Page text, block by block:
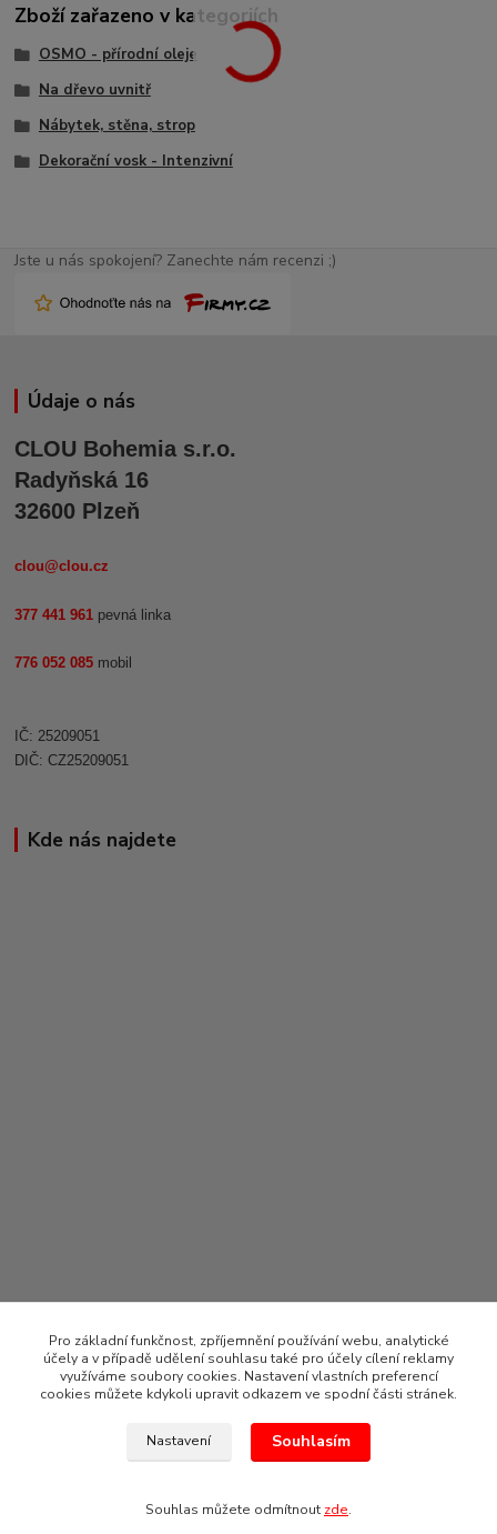
Zboží zařazeno v kategoriích
OSMO - přírodní oleje
Na dřevo uvnitř
Nábytek, stěna, strop
Dekorační vosk - Intenzivní
Jste u nás spokojení? Zanechte nám recenzi ;)
Údaje o nás
CLOU Bohemia s.r.o.
Radyňská 16
32600 Plzeň
clou@clou.cz
377 441 961 pevná linka
776 052 085 mobil
IČ: 25209051
DIČ: CZ25209051
Kde nás najdete
2021 CLOU Bohemia s.r.o.
Pro základní funkčnost, zpříjemnění používání webu, analytické
účely a v případě udělení souhlasu také pro účely cílení reklamy
využíváme soubory cookies. Nastavení vlastních preferencí
cookies můžete kdykoli upravit odkazem ve spodní části stránek.
Nastavení Souhlasím
Souhlas můžete odmítnout zde.